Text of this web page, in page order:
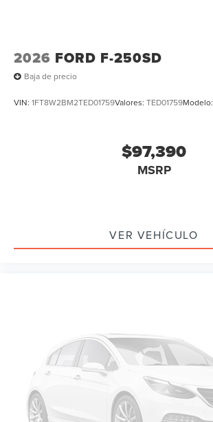
2026 FORD F-250SD
Baja de precio
VIN: 1FT8W2BM2TED01759Valores: TED01759Modelo:
$97,390
MSRP
VER VEHÍCULO